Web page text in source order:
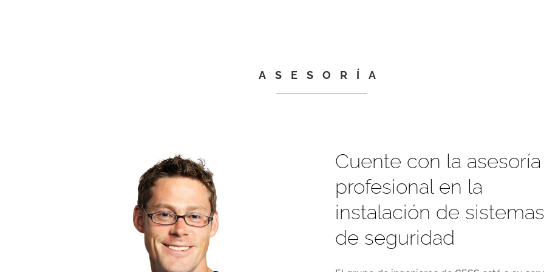
ASESORÍA
Cuente con la asesoría
profesional en la
instalación de sistemas
de seguridad